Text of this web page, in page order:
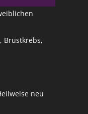
Brustkrebs,
neu